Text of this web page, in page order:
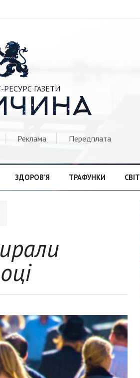
РЕСУРС ГАЗЕТИ
Реклама Передплата
ЗДОРОВ’Я ТРАФУНКИ СВІТ